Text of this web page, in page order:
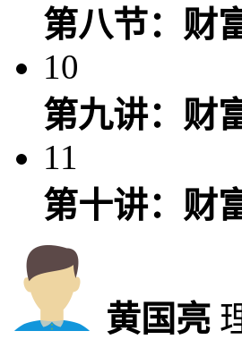
第八节：财
10
第九讲：财
11
第十讲：财
黄国亮